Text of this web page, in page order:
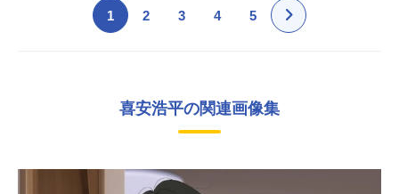
1 2 3 4 5
喜安浩平の関連画像集